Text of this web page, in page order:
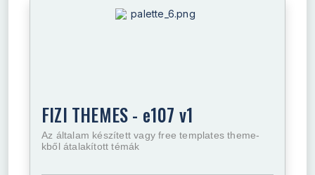
FIZI THEMES - e107 v1
Az általam készített vagy free templates theme-
kből átalakított témák